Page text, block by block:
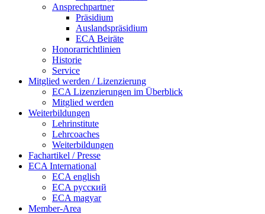
Ansprechpartner
Präsidium
Auslandspräsidium
ECA Beiräte
Honorarrichtlinien
Historie
Service
Mitglied werden / Lizenzierung
ECA Lizenzierungen im Überblick
Mitglied werden
Weiterbildungen
Lehrinstitute
Lehrcoaches
Weiterbildungen
Fachartikel / Presse
ECA International
ECA english
ECA русский
ECA magyar
Member-Area